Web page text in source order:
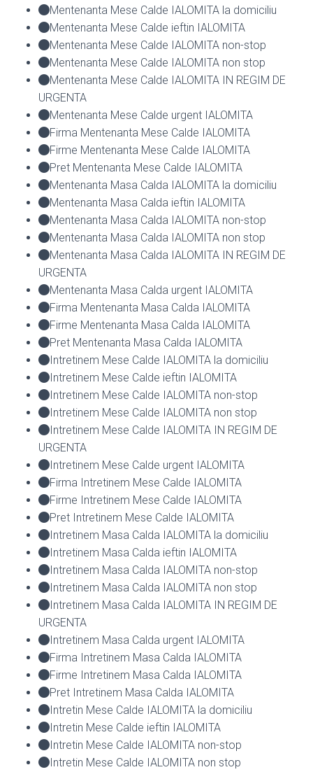
Mentenanta Mese Calde IALOMITA la domiciliu
Mentenanta Mese Calde ieftin IALOMITA
Mentenanta Mese Calde IALOMITA non-stop
Mentenanta Mese Calde IALOMITA non stop
Mentenanta Mese Calde IALOMITA IN REGIM DE
URGENTA
Mentenanta Mese Calde urgent IALOMITA
Firma Mentenanta Mese Calde IALOMITA
Firme Mentenanta Mese Calde IALOMITA
Pret Mentenanta Mese Calde IALOMITA
Mentenanta Masa Calda IALOMITA la domiciliu
Mentenanta Masa Calda ieftin IALOMITA
Mentenanta Masa Calda IALOMITA non-stop
Mentenanta Masa Calda IALOMITA non stop
Mentenanta Masa Calda IALOMITA IN REGIM DE
URGENTA
Mentenanta Masa Calda urgent IALOMITA
Firma Mentenanta Masa Calda IALOMITA
Firme Mentenanta Masa Calda IALOMITA
Pret Mentenanta Masa Calda IALOMITA
Intretinem Mese Calde IALOMITA la domiciliu
Intretinem Mese Calde ieftin IALOMITA
Intretinem Mese Calde IALOMITA non-stop
Intretinem Mese Calde IALOMITA non stop
Intretinem Mese Calde IALOMITA IN REGIM DE
URGENTA
Intretinem Mese Calde urgent IALOMITA
Firma Intretinem Mese Calde IALOMITA
Firme Intretinem Mese Calde IALOMITA
Pret Intretinem Mese Calde IALOMITA
Intretinem Masa Calda IALOMITA la domiciliu
Intretinem Masa Calda ieftin IALOMITA
Intretinem Masa Calda IALOMITA non-stop
Intretinem Masa Calda IALOMITA non stop
Intretinem Masa Calda IALOMITA IN REGIM DE
URGENTA
Intretinem Masa Calda urgent IALOMITA
Firma Intretinem Masa Calda IALOMITA
Firme Intretinem Masa Calda IALOMITA
Pret Intretinem Masa Calda IALOMITA
Intretin Mese Calde IALOMITA la domiciliu
Intretin Mese Calde ieftin IALOMITA
Intretin Mese Calde IALOMITA non-stop
Intretin Mese Calde IALOMITA non stop